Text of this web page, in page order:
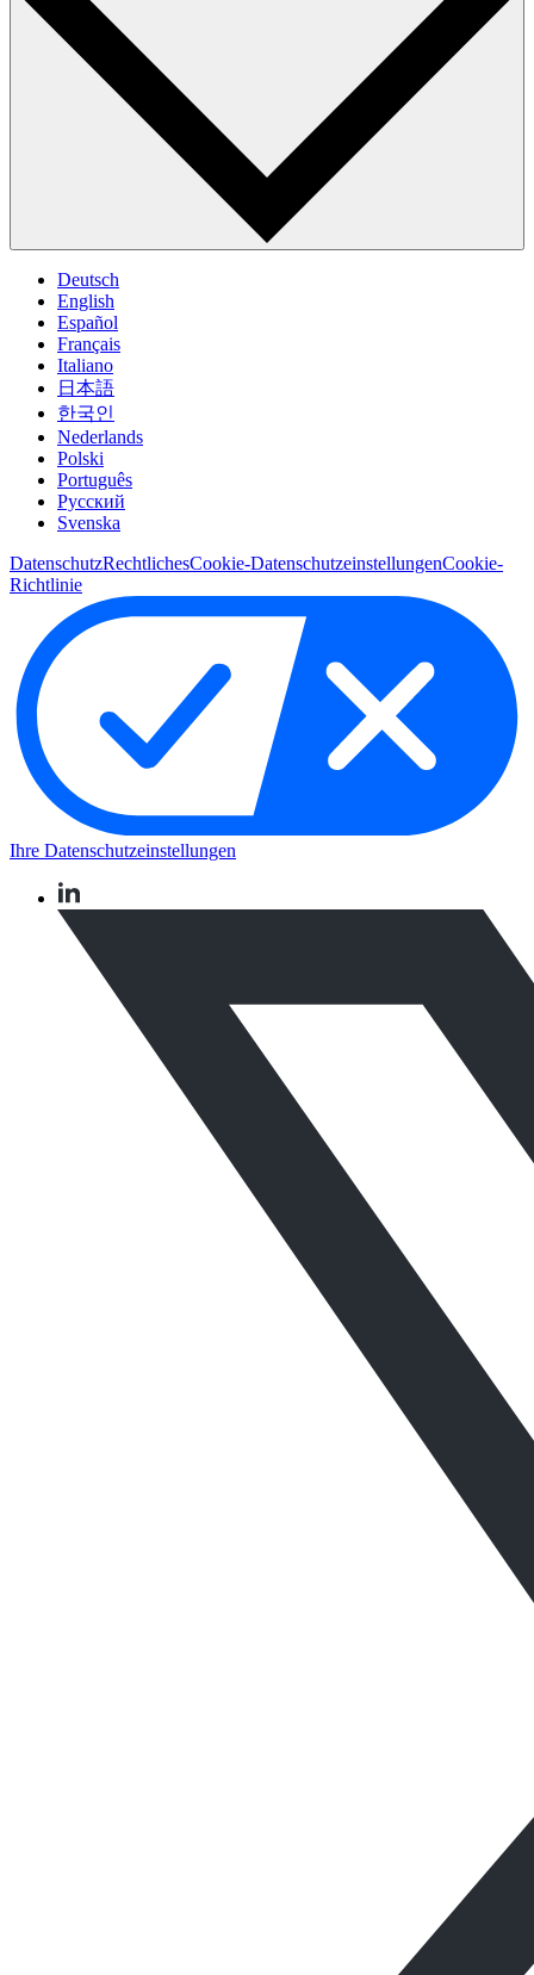
Deutsch
English
Español
Français
Italiano
日本語
한국인
Nederlands
Polski
Português
Pусский
Svenska
DatenschutzRechtlichesCookie-DatenschutzeinstellungenCookie-
Richtlinie
Ihre Datenschutzeinstellungen